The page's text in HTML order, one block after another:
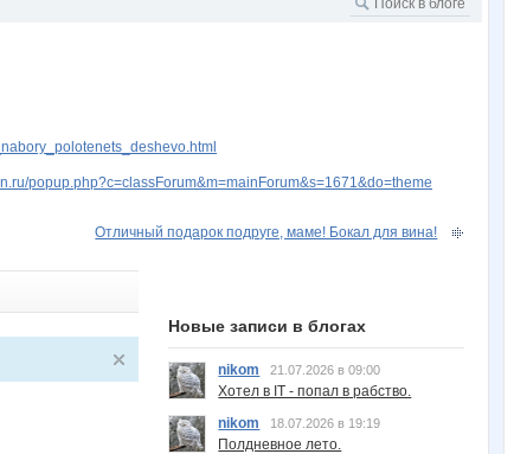
popup.php?c=classForum&m=mainForum&s=1671&do=theme
Отличный подарок подруге, маме! Бокал для вина!
Новые записи в блогах
nikom 21.07.2026 в 09:00
Хотел в IT - попал в рабство.
nikom
18.07.2026 в 19:19
Полдневное лето.